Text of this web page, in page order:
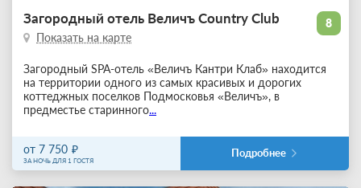
8
Загородный отель Величъ Country Club
Показать на карте
Загородный SPA-отель «Величъ Кантри Клаб» находится
на территории одного из самых красивых и дорогих
коттеджных поселков Подмосковья «Величъ», в
предместье старинного...
от 7 750
ЗА НОЧЬ ДЛЯ 1 ГОСТЯ
Подробнее